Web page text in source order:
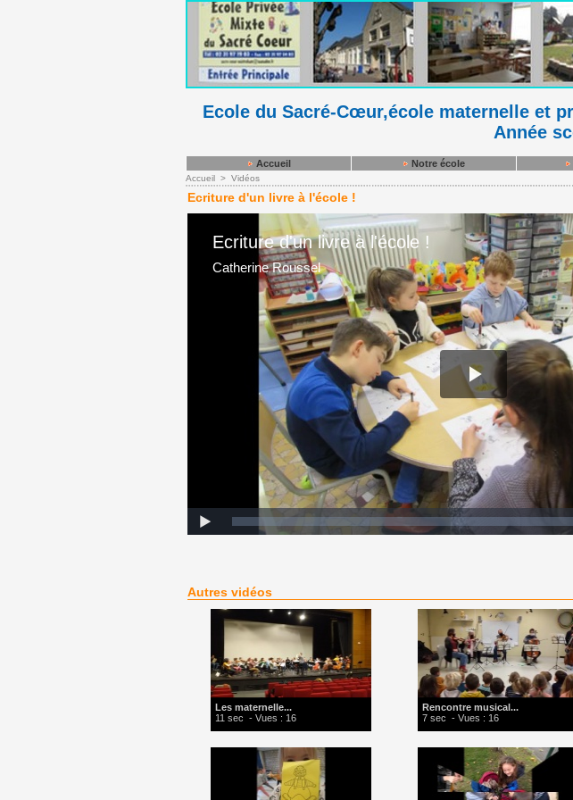
Ecole du Sacré-Cœur,école maternelle et
Année
Accueil Notre école
Accueil > Vidéos
Ecriture d'un livre à l'école !
Autres vidéos
Les maternelle...
11 sec - Vues : 16
Rencontre musical...
7 sec - Vues : 16